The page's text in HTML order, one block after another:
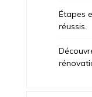
Étapes
réussis.